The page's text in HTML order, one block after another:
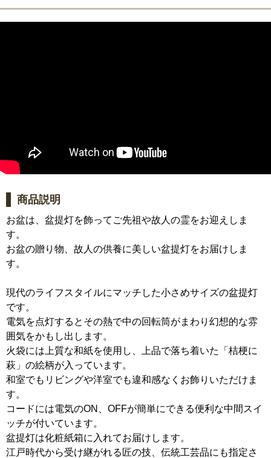
商品説明
お盆は、盆提灯を飾ってご先祖や故人の霊をお迎えしま
す。
お盆の贈り物、故人の供養に美しい盆提灯をお届けしま
す。
現代のライフスタイルにマッチした小さめサイズの盆提灯
です。
電気を点灯するとその熱で中の回転筒がまわり幻想的な雰
囲気をかもし出します。
火袋には上質な和紙を使用し、上品で落ち着いた「桔梗に
萩」の絵柄が入っています。
和室でもリビングや洋室でも違和感なくお飾りいただけま
す。
コードには電気のON、OFFが簡単にできる便利な中間スイ
ッチが付いています。
盆提灯は化粧紙箱に入れてお届けします。
江戸時代から受け継がれる匠の技、伝統工芸品にも指定さ